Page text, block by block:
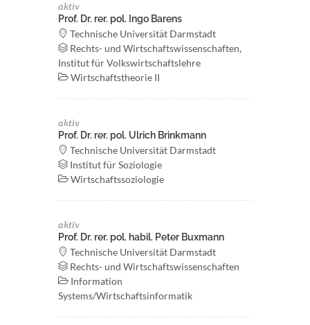
aktiv
Prof. Dr. rer. pol. Ingo Barens
Technische Universität Darmstadt
Rechts- und Wirtschaftswissenschaften,
Institut für Volkswirtschaftslehre
Wirtschaftstheorie II
aktiv
Prof. Dr. rer. pol. Ulrich Brinkmann
Technische Universität Darmstadt
Institut für Soziologie
Wirtschaftssoziologie
aktiv
Prof. Dr. rer. pol. habil. Peter Buxmann
Technische Universität Darmstadt
Rechts- und Wirtschaftswissenschaften
Information
Systems/Wirtschaftsinformatik